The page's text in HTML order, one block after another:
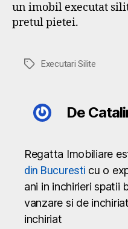
un imobil executat
pretul pietei.
EticheteExecutari Silite
De
Regatta Imobiliare
din Bucuresti cu o
ani in inchirieri spatii
vanzare si de
inchiriat